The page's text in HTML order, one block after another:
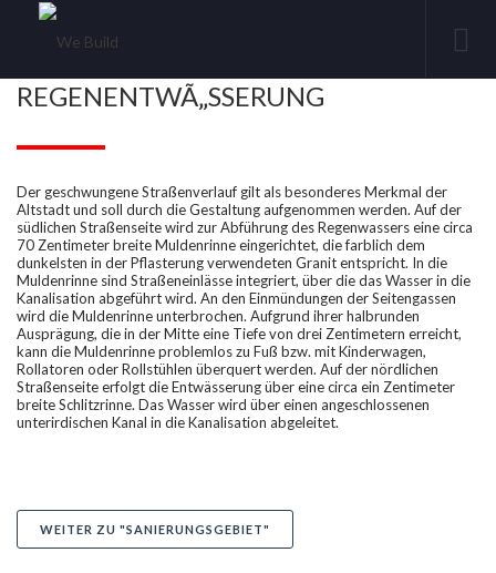
REGENENTWÃ„SSERUNG
Der geschwungene Straßenverlauf gilt als besonderes Merkmal der
Altstadt und soll durch die Gestaltung aufgenommen werden. Auf der
südlichen Straßenseite wird zur Abführung des Regenwassers eine circa
70 Zentimeter breite Muldenrinne eingerichtet, die farblich dem
dunkelsten in der Pflasterung verwendeten Granit entspricht. In die
Muldenrinne sind Straßeneinlässe integriert, über die das Wasser in die
Kanalisation abgeführt wird. An den Einmündungen der Seitengassen
wird die Muldenrinne unterbrochen. Aufgrund ihrer halbrunden
Ausprägung, die in der Mitte eine Tiefe von drei Zentimetern erreicht,
kann die Muldenrinne problemlos zu Fuß bzw. mit Kinderwagen,
Rollatoren oder Rollstühlen überquert werden. Auf der nördlichen
Straßenseite erfolgt die Entwässerung über eine circa ein Zentimeter
breite Schlitzrinne. Das Wasser wird über einen angeschlossenen
unterirdischen Kanal in die Kanalisation abgeleitet.
WEITER ZU "SANIERUNGSGEBIET"